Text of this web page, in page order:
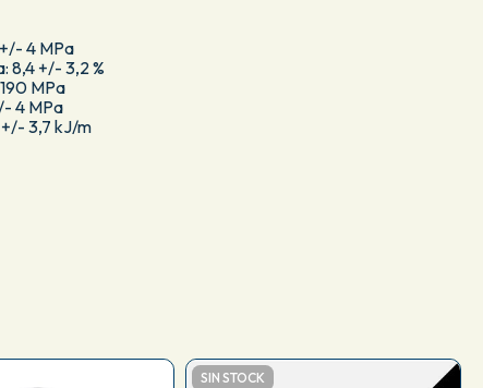
4 MPa
8,4 +/- 3,2 %
MPa
4 MPa
3,7 kJ/m
SIN STOCK